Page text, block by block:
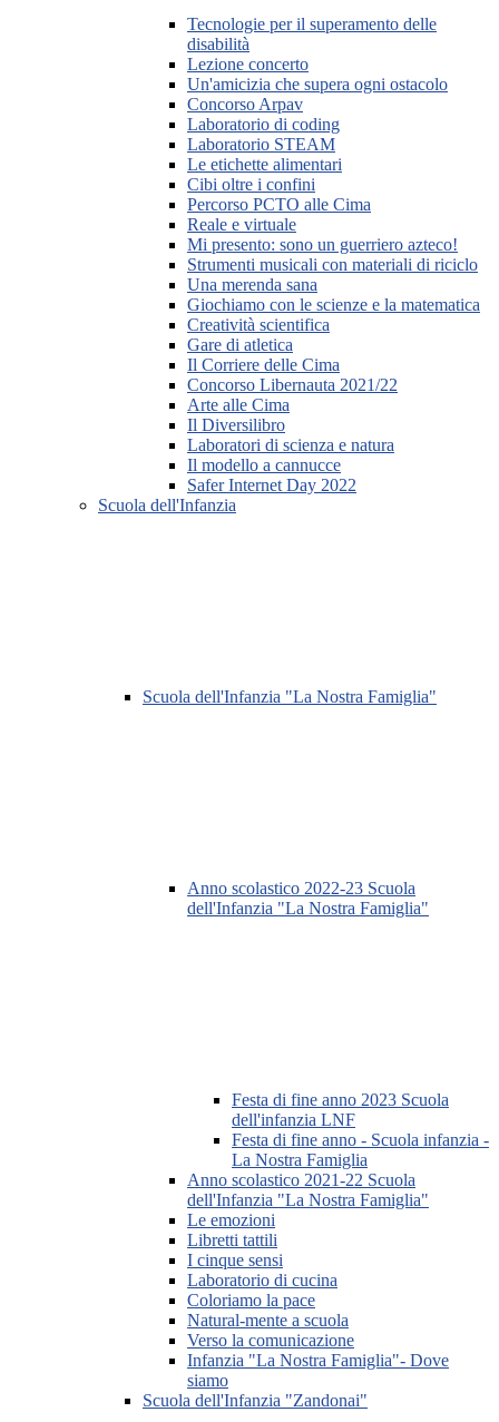
Tecnologie per il superamento delle
disabilità
Lezione concerto
Un'amicizia che supera ogni ostacolo
Concorso Arpav
Laboratorio di coding
Laboratorio STEAM
Le etichette alimentari
Cibi oltre i confini
Percorso PCTO alle Cima
Reale e virtuale
Mi presento: sono un guerriero azteco!
Strumenti musicali con materiali di riciclo
Una merenda sana
Giochiamo con le scienze e la matematica
Creatività scientifica
Gare di atletica
Il Corriere delle Cima
Concorso Libernauta 2021/22
Arte alle Cima
Il Diversilibro
Laboratori di scienza e natura
Il modello a cannucce
Safer Internet Day 2022
Scuola dell'Infanzia
Scuola dell'Infanzia "La Nostra Famiglia"
Anno scolastico 2022-23 Scuola
dell'Infanzia "La Nostra Famiglia"
Festa di fine anno 2023 Scuola
dell'infanzia LNF
Festa di fine anno - Scuola infanzia -
La Nostra Famiglia
Anno scolastico 2021-22 Scuola
dell'Infanzia "La Nostra Famiglia"
Le emozioni
Libretti tattili
I cinque sensi
Laboratorio di cucina
Coloriamo la pace
Natural-mente a scuola
Verso la comunicazione
Infanzia "La Nostra Famiglia"- Dove
siamo
Scuola dell'Infanzia "Zandonai"